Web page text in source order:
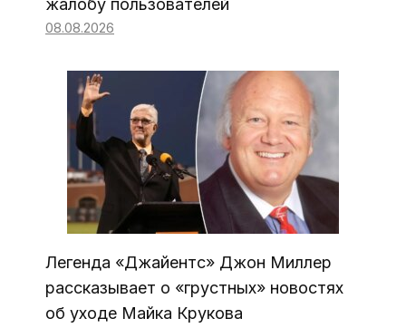
08.08.2026
Легенда «Джайентс» Джон Миллер
рассказывает о «грустных» новостях
об уходе Майка Крукова